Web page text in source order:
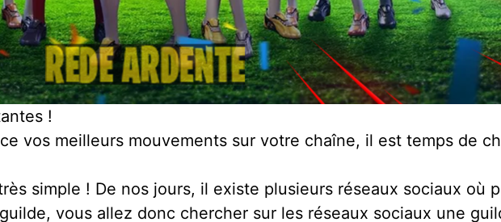
!
vos meilleurs mouvements sur votre chaîne, il est temps de
simple ! De nos jours, il existe plusieurs réseaux sociaux où
vous allez donc chercher sur les réseaux sociaux une